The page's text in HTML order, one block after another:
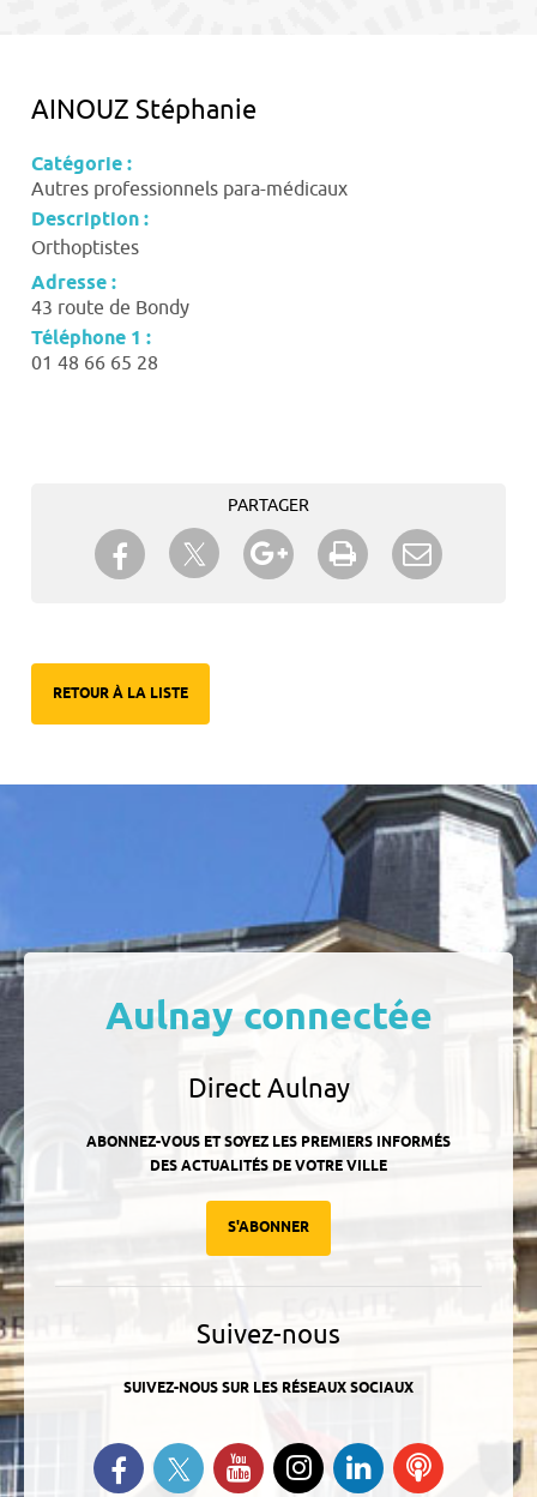
AINOUZ Stéphanie
Catégorie :
Autres professionnels para-médicaux
Description :
Orthoptistes
Adresse :
43 route de Bondy
Téléphone 1 :
01 48 66 65 28
PARTAGER
Partager sur Facebook
Partager sur TwitterPartager sur Google+
Imprimer
RETOUR À LA LISTE
Aulnay connectée
Direct Aulnay
ABONNEZ-VOUS ET SOYEZ LES PREMIERS INFORMÉS
DES ACTUALITÉS DE VOTRE VILLE
S'ABONNER
Suivez-nous
SUIVEZ-NOUS SUR LES RÉSEAUX SOCIAUX
Retrouvez-nous sur Facebook
Suivez-nous sur Twitter
Suivez-nous sur YouTube
Suivez-nous sur
Instagram
Retrouvez-
nous sur
Ecoutez